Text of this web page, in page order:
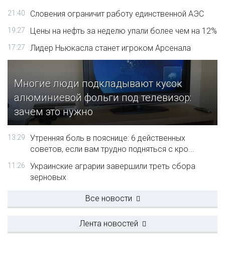
21:40 Словения ограничит работу единственной АЭС
19:27 Цены на нефть за неделю упали более чем на 12%
17:27 Лидер Ньюкасла станет игроком Арсенала
Многие люди подкладывают кусок
алюминиевой фольги под телевизор:
зачем это нужно
13:29
Утренняя боль в пояснице: 6 действенных
советов, если вам трудно подняться с кро...
11:26
Украинские аграрии завершили треть сбора
зерновых
Все новости
Лента новостей